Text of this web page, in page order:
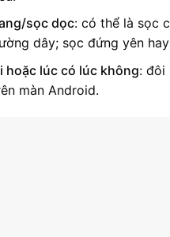
sọc dọc: có thể là sọc
dây; sọc đứng yên
hoặc lúc có lúc không: đôi
màn Android.